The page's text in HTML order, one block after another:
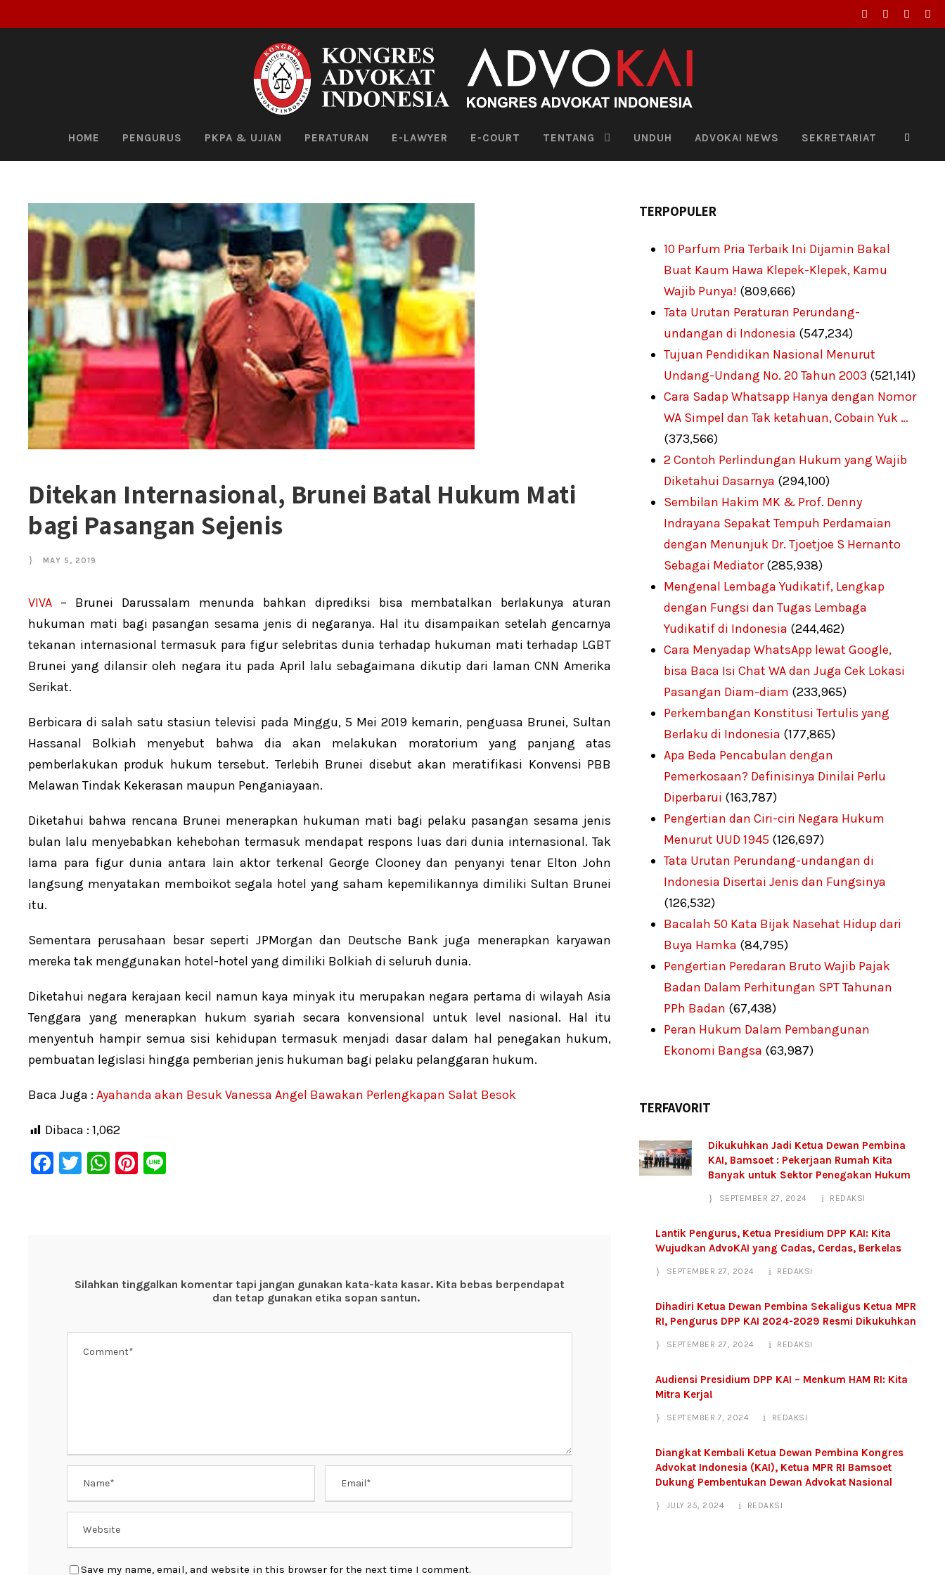
HOME PENGURUS PKPA & UJIAN PERATURAN E-LAWYER E-COURT TENTANG UNDUH ADVOKAI NEWS SEKRETARIAT
Ditekan Internasional, Brunei Batal Hukum Mati
bagi Pasangan Sejenis
MAY 5, 2019
VIVA – Brunei Darussalam menunda bahkan diprediksi bisa membatalkan berlakunya aturan
hukuman mati bagi pasangan sesama jenis di negaranya. Hal itu disampaikan setelah gencarnya
tekanan internasional termasuk para figur selebritas dunia terhadap hukuman mati terhadap LGBT
Brunei yang dilansir oleh negara itu pada April lalu sebagaimana dikutip dari laman CNN Amerika
Serikat.
Berbicara di salah satu stasiun televisi pada Minggu, 5 Mei 2019 kemarin, penguasa Brunei, Sultan
Hassanal Bolkiah menyebut bahwa dia akan melakukan moratorium yang panjang atas
pemberlakukan produk hukum tersebut. Terlebih Brunei disebut akan meratifikasi Konvensi PBB
Melawan Tindak Kekerasan maupun Penganiayaan.
Diketahui bahwa rencana Brunei menerapkan hukuman mati bagi pelaku pasangan sesama jenis
bulan lalu menyebabkan kehebohan termasuk mendapat respons luas dari dunia internasional. Tak
lama para figur dunia antara lain aktor terkenal George Clooney dan penyanyi tenar Elton John
langsung menyatakan memboikot segala hotel yang saham kepemilikannya dimiliki Sultan Brunei
itu.
Sementara perusahaan besar seperti JPMorgan dan Deutsche Bank juga menerapkan karyawan
mereka tak menggunakan hotel-hotel yang dimiliki Bolkiah di seluruh dunia.
Diketahui negara kerajaan kecil namun kaya minyak itu merupakan negara pertama di wilayah Asia
Tenggara yang menerapkan hukum syariah secara konvensional untuk level nasional. Hal itu
menyentuh hampir semua sisi kehidupan termasuk menjadi dasar dalam hal penegakan hukum,
pembuatan legislasi hingga pemberian jenis hukuman bagi pelaku pelanggaran hukum.
Baca Juga : Ayahanda akan Besuk Vanessa Angel Bawakan Perlengkapan Salat Besok
Dibaca : 1,062
F
T
W Pi
Silahkan tinggalkan komentar tapi jangan gunakan kata-kata kasar. Kita bebas berpendapat
dan tetap gunakan etika sopan santun.
Save my name, email, and website in this browser for the next time I comment.
TERPOPULER
10 Parfum Pria Terbaik Ini Dijamin Bakal
Buat Kaum Hawa Klepek-Klepek, Kamu
Wajib Punya! (809,666)
Tata Urutan Peraturan Perundang-
undangan di Indonesia (547,234)
Tujuan Pendidikan Nasional Menurut
Undang-Undang No. 20 Tahun 2003 (521,141)
Cara Sadap Whatsapp Hanya dengan Nomor
WA Simpel dan Tak ketahuan, Cobain Yuk …
(373,566)
2 Contoh Perlindungan Hukum yang Wajib
Diketahui Dasarnya (294,100)
Sembilan Hakim MK & Prof. Denny
Indrayana Sepakat Tempuh Perdamaian
dengan Menunjuk Dr. Tjoetjoe S Hernanto
Sebagai Mediator (285,938)
Mengenal Lembaga Yudikatif, Lengkap
dengan Fungsi dan Tugas Lembaga
Yudikatif di Indonesia (244,462)
Cara Menyadap WhatsApp lewat Google,
bisa Baca Isi Chat WA dan Juga Cek Lokasi
Pasangan Diam-diam (233,965)
Perkembangan Konstitusi Tertulis yang
Berlaku di Indonesia (177,865)
Apa Beda Pencabulan dengan
Pemerkosaan? Definisinya Dinilai Perlu
Diperbarui (163,787)
Pengertian dan Ciri-ciri Negara Hukum
Menurut UUD 1945 (126,697)
Tata Urutan Perundang-undangan di
Indonesia Disertai Jenis dan Fungsinya
(126,532)
Bacalah 50 Kata Bijak Nasehat Hidup dari
Buya Hamka (84,795)
Pengertian Peredaran Bruto Wajib Pajak
Badan Dalam Perhitungan SPT Tahunan
PPh Badan (67,438)
Peran Hukum Dalam Pembangunan
Ekonomi Bangsa (63,987)
TERFAVORIT
Dikukuhkan Jadi Ketua Dewan Pembina
KAI, Bamsoet : Pekerjaan Rumah Kita
Banyak untuk Sektor Penegakan Hukum
SEPTEMBER 27, 2024 REDAKSI
Lantik Pengurus, Ketua Presidium DPP KAI: Kita
Wujudkan AdvoKAI yang Cadas, Cerdas, Berkelas
SEPTEMBER 27, 2024 REDAKSI
Dihadiri Ketua Dewan Pembina Sekaligus Ketua MPR
RI, Pengurus DPP KAI 2024-2029 Resmi Dikukuhkan
SEPTEMBER 27, 2024 REDAKSI
Audiensi Presidium DPP KAI – Menkum HAM RI: Kita
Mitra Kerja!
SEPTEMBER 7, 2024 REDAKSI
Diangkat Kembali Ketua Dewan Pembina Kongres
Advokat Indonesia (KAI), Ketua MPR RI Bamsoet
Dukung Pembentukan Dewan Advokat Nasional
JULY 25, 2024 REDAKSI